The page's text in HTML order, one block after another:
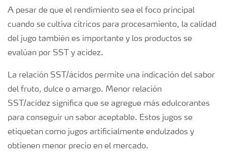
A pesar de que el rendimiento sea el foco principal
cuando se cultiva cítricos para procesamiento, la calidad
del jugo también es importante y los productos se
evalúan por SST y acidez.
La relación SST/ácidos permite una indicación del sabor
del fruto, dulce o amargo. Menor relación
SST/acidez significa que se agregue más edulcorantes
para conseguir un sabor aceptable. Estos jugos se
etiquetan como jugos artificialmente endulzados y
obtienen menor precio en el mercado.